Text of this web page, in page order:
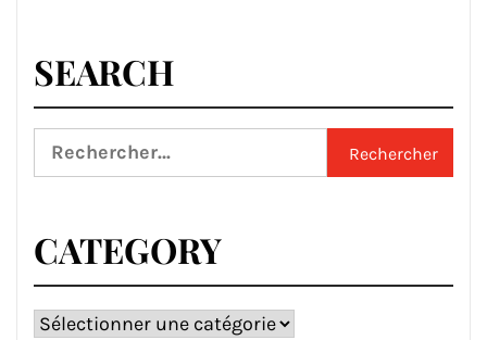
SEARCH
Rechercher :
CATEGORY
Category